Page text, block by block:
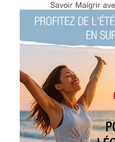
Blog de Wild-
21 - 24 »
‹ Préc. 1 2 3 4 5
Jeudi 8 Août 2013
publié le 08/08/2013 à 19:26